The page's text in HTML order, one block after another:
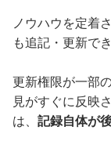
ノウハウを定着
も追記・更新で
更新権限が一部
見がすぐに反映
は、 記録自体が